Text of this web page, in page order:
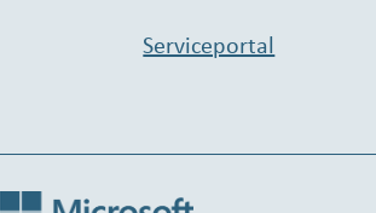
Serviceportal